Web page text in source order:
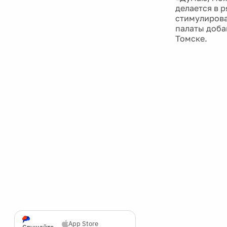
App Store
делается в
палаты
Томске.